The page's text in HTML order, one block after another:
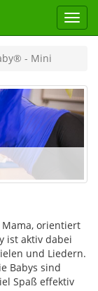
- Mini
orientiert
ist aktiv dabei
und Liedern.
Babys sind
Spaß effektiv